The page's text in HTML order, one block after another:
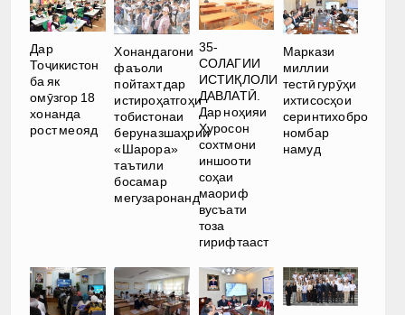
Дар
Тоҷикистон
ба як
омӯзгор 18
хонанда
рост меояд
Хонандагони
фаъоли
пойтахт дар
истироҳатгоҳи
тобистонаи
беруназшаҳрии
«Шарора»
таътили
босамар
мегузаронанд
35-
СОЛАГИИ
ИСТИҚЛОЛИ
ДАВЛАТӢ.
Дар ноҳияи
Хуросон
сохтмони
иншооти
соҳаи
маориф
вусъати
тоза
гирифтааст
Маркази
миллии
тестӣ гурӯҳи
ихтисосҳои
серинтихобро
номбар
намуд